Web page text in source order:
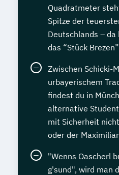
Quadratmeter
Spitze der
Deutschlands –
das “Stück
Zwischen Schicki-
urbayerischem
findest du in
alternative
mit Sicherheit
oder der
"Wenns Oascherl
g'sund", wird man